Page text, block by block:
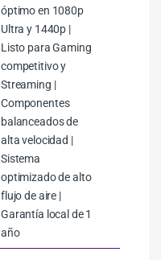
óptimo en 1080p
Ultra y 1440p |
Listo para Gaming
competitivo y
Streaming |
Componentes
balanceados de
alta velocidad |
Sistema
optimizado de alto
flujo de aire |
Garantía local de 1
año